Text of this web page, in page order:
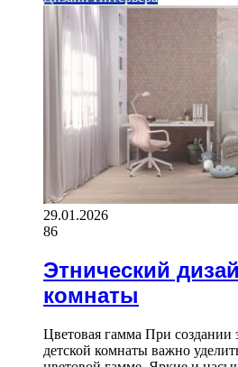
29.01.2026
86
Этнический
комнаты
Цветовая гамма При создании
детской комнаты важно